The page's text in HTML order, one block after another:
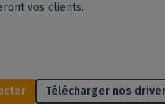
vos clients.
Télécharger nos